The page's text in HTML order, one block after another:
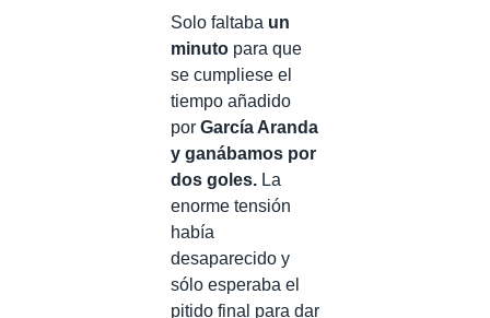
Solo faltaba un
minuto para que
se cumpliese el
tiempo añadido
por García Aranda
y ganábamos por
dos goles. La
enorme tensión
había
desaparecido y
sólo esperaba el
pitido final para dar